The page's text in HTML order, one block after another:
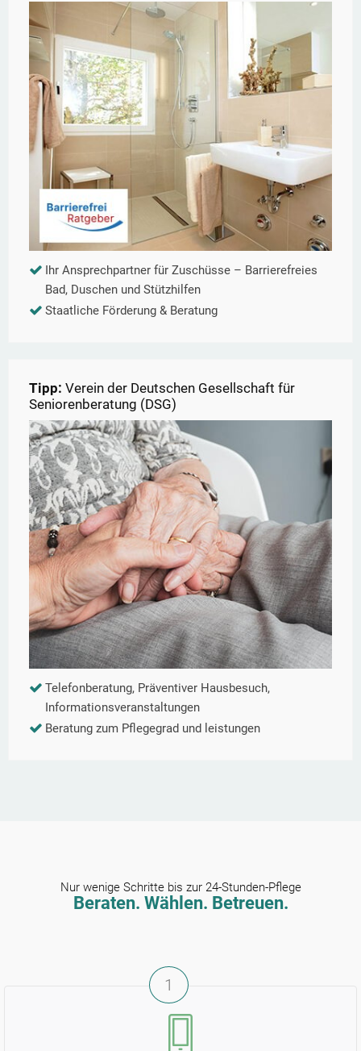
Ihr Ansprechpartner für Zuschüsse – Barrierefreies
Bad, Duschen und Stützhilfen
Staatliche Förderung & Beratung
Tipp: Verein der Deutschen Gesellschaft für
Seniorenberatung (DSG)
Telefonberatung, Präventiver Hausbesuch,
Informationsveranstaltungen
Beratung zum Pflegegrad und leistungen
Nur wenige Schritte bis zur 24-Stunden-Pflege
Beraten. Wählen. Betreuen.
1